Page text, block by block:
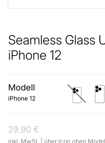
Seamless Glass
iPhone 12
Modell
iPhone 12
iphone-
12-
29,90 €
inkl. MwSt. | über Icon oben